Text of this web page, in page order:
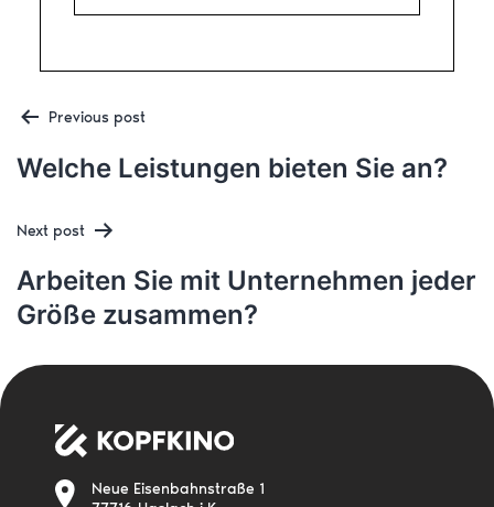
Post
navigation
Previous post
Welche Leistungen bieten Sie an?
Next post
Arbeiten Sie mit Unternehmen jeder
Größe zusammen?
Neue Eisenbahnstraße 1